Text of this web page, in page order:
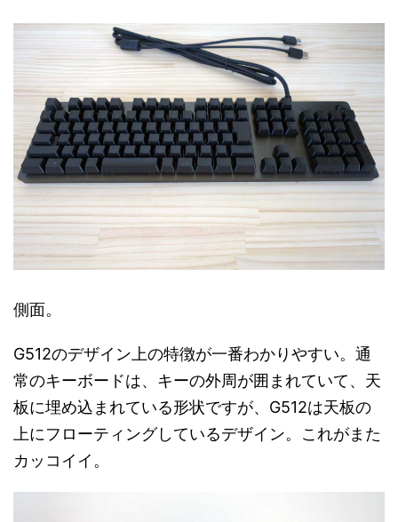
側面。
G512のデザイン上の特徴が一番わかりやすい。通
常のキーボードは、キーの外周が囲まれていて、天
板に埋め込まれている形状ですが、G512は天板の
上にフローティングしているデザイン。これがまた
カッコイイ。